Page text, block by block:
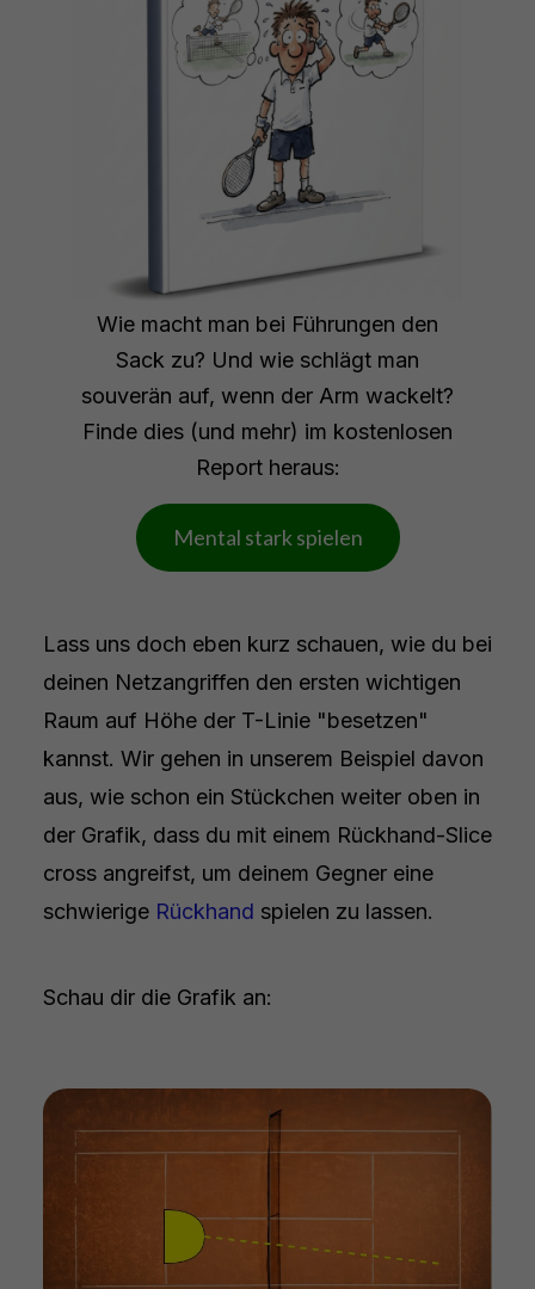
Wie macht man bei Führungen den
Sack zu? Und wie schlägt man
souverän auf, wenn der Arm wackelt?
Finde dies (und mehr) im kostenlosen
Report heraus:
Mental stark spielen
Lass uns doch eben kurz schauen, wie du bei
deinen Netzangriffen den ersten wichtigen
Raum auf Höhe der T-Linie "besetzen"
kannst. Wir gehen in unserem Beispiel davon
aus, wie schon ein Stückchen weiter oben in
der Grafik, dass du mit einem Rückhand-Slice
cross angreifst, um deinem Gegner eine
schwierige Rückhand spielen zu lassen.
Schau dir die Grafik an: